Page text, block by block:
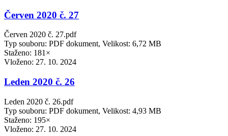
Červen 2020 č. 27
Červen 2020 č. 27.pdf
Typ souboru: PDF dokument, Velikost: 6,72 MB
Staženo: 181×
Vloženo: 27. 10. 2024
Leden 2020 č. 26
Leden 2020 č. 26.pdf
Typ souboru: PDF dokument, Velikost: 4,93 MB
Staženo: 195×
Vloženo: 27. 10. 2024